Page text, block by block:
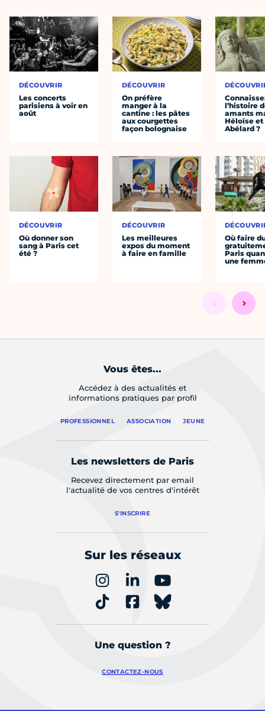
DÉCOUVRIR
Les concerts
parisiens à voir en
août
DÉCOUVRIR
Où donner son
sang à Paris cet
été ?
DÉCOUVRIR
On préfère
manger à la
cantine : les pâtes
aux courgettes
façon bolognaise
DÉCOUVRIR
Les meilleures
expos du moment
à faire en famille
l’histoire
amants
Héloïse et
Abélard ?
Où faire
Paris
une
Vous êtes...
Accédez à des actualités et
informations pratiques par profil
PROFESSIONNEL ASSOCIATION JEUNE
Les newsletters de Paris
Recevez directement par email
l'actualité de vos centres d'intérêt
S'INSCRIRE
Sur les réseaux
Une question ?
CONTACTEZ-NOUS